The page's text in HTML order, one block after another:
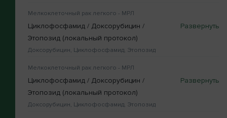
Мелкоклеточный рак легкого - МРЛ
Циклофосфамид / Доксорубицин /
Этопозид (локальный протокол)
Доксорубицин, Циклофосфамид, Этопозид
Мелкоклеточный рак легкого - МРЛ
Циклофосфамид / Доксорубицин /
Этопозид (локальный протокол)
Доксорубицин, Циклофосфамид, Этопозид